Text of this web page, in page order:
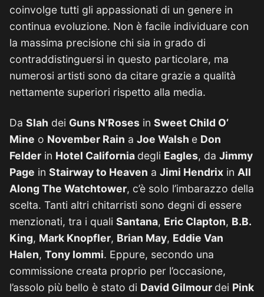
coinvolge tutti gli appassionati di un genere in
continua evoluzione. Non è facile individuare con
la massima precisione chi sia in grado di
contraddistinguersi in questo particolare, ma
numerosi artisti sono da citare grazie a qualità
nettamente superiori rispetto alla media.
Da Slah dei Guns N’Roses in Sweet Child O’
Mine o November Rain a Joe Walsh e Don
Felder in Hotel California degli Eagles, da Jimmy
Page in Stairway to Heaven a Jimi Hendrix in All
Along The Watchtower, c’è solo l’imbarazzo della
scelta. Tanti altri chitarristi sono degni di essere
menzionati, tra i quali Santana, Eric Clapton, B.B.
King, Mark Knopfler, Brian May, Eddie Van
Halen, Tony Iommi. Eppure, secondo una
commissione creata proprio per l’occasione,
l’assolo più bello è stato di David Gilmour dei Pink